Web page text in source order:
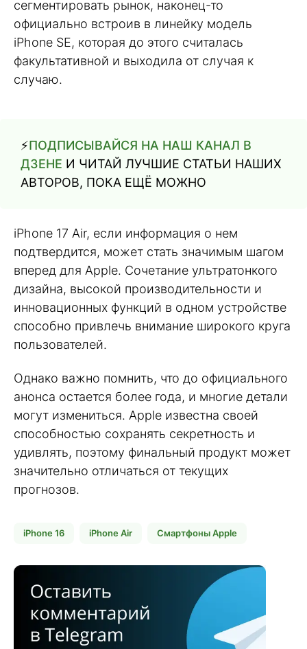
сегментировать рынок, наконец-то
официально встроив в линейку модель
iPhone SE, которая до этого считалась
факультативной и выходила от случая к
случаю.
⚡️ПОДПИСЫВАЙСЯ НА НАШ КАНАЛ В
ДЗЕНЕ И ЧИТАЙ ЛУЧШИЕ СТАТЬИ НАШИХ
АВТОРОВ, ПОКА ЕЩЁ МОЖНО
iPhone 17 Air, если информация о нем
подтвердится, может стать значимым шагом
вперед для Apple. Сочетание ультратонкого
дизайна, высокой производительности и
инновационных функций в одном устройстве
способно привлечь внимание широкого круга
пользователей.
Однако важно помнить, что до официального
анонса остается более года, и многие детали
могут измениться. Apple известна своей
способностью сохранять секретность и
удивлять, поэтому финальный продукт может
значительно отличаться от текущих
прогнозов.
iPhone 16 iPhone Air Смартфоны Apple